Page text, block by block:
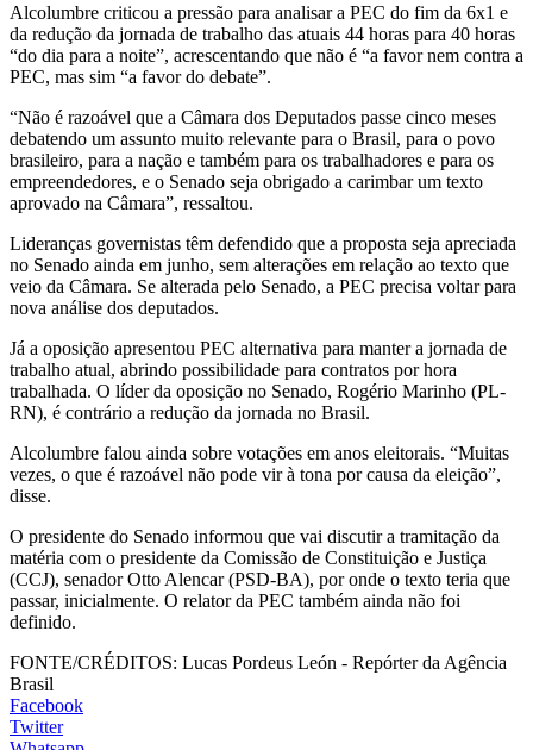
Alcolumbre criticou a pressão para analisar a PEC do fim da 6x1 e
da redução da jornada de trabalho das atuais 44 horas para 40 horas
“do dia para a noite”, acrescentando que não é “a favor nem contra a
PEC, mas sim “a favor do debate”.
“Não é razoável que a Câmara dos Deputados passe cinco meses
debatendo um assunto muito relevante para o Brasil, para o povo
brasileiro, para a nação e também para os trabalhadores e para os
empreendedores, e o Senado seja obrigado a carimbar um texto
aprovado na Câmara”, ressaltou.
Lideranças governistas têm defendido que a proposta seja apreciada
no Senado ainda em junho, sem alterações em relação ao texto que
veio da Câmara. Se alterada pelo Senado, a PEC precisa voltar para
nova análise dos deputados.
Já a oposição apresentou PEC alternativa para manter a jornada de
trabalho atual, abrindo possibilidade para contratos por hora
trabalhada. O líder da oposição no Senado, Rogério Marinho (PL-
RN), é contrário a redução da jornada no Brasil.
Alcolumbre falou ainda sobre votações em anos eleitorais. “Muitas
vezes, o que é razoável não pode vir à tona por causa da eleição”,
disse.
O presidente do Senado informou que vai discutir a tramitação da
matéria com o presidente da Comissão de Constituição e Justiça
(CCJ), senador Otto Alencar (PSD-BA), por onde o texto teria que
passar, inicialmente. O relator da PEC também ainda não foi
definido.
FONTE/CRÉDITOS: Lucas Pordeus León - Repórter da Agência
Brasil
Facebook
Twitter